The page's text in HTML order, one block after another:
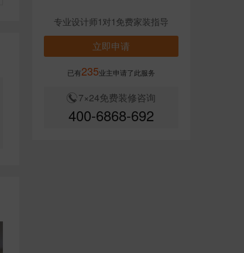
专业设计师1对1免费家装指导
立即申请
已有235业主申请了此服务
7×24免费装修咨询
400-6868-692